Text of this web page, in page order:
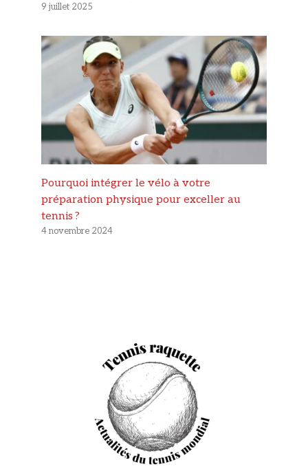
9 juillet 2025
Pourquoi intégrer le vélo à votre
préparation physique pour exceller au
tennis ?
4 novembre 2024